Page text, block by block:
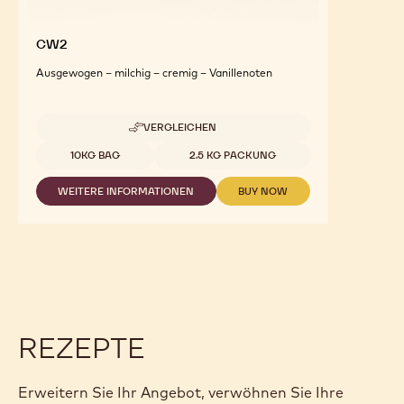
CW2
Ausgewogen – milchig – cremig – Vanillenoten
VERGLEICHEN
-
CW2
Verfügbare Größen
10KG BAG 2.5 KG PACKUNG
WEITERE INFORMATIONEN
-
BUY NOW
-
REZEPTE
Erweitern Sie Ihr Angebot, verwöhnen Sie Ihre